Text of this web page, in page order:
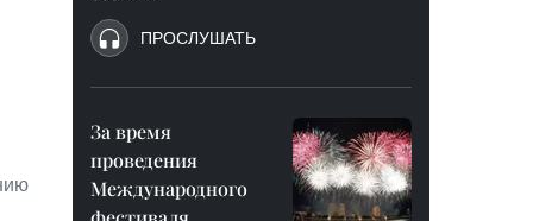
ПРОСЛУШАТЬ
За время
проведения
Международного